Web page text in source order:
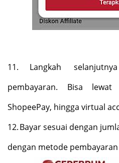
11.
Langkah
pembayaran. Bisa lewat
ShopeePay, hingga virtual
12.Bayar sesuai dengan
dengan metode